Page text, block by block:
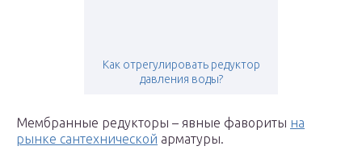
Как отрегулировать редуктор
давления воды?
Мембранные редукторы – явные фавориты на
рынке сантехнической арматуры.